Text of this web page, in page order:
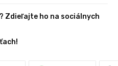
Zdieľajte ho na sociálnych